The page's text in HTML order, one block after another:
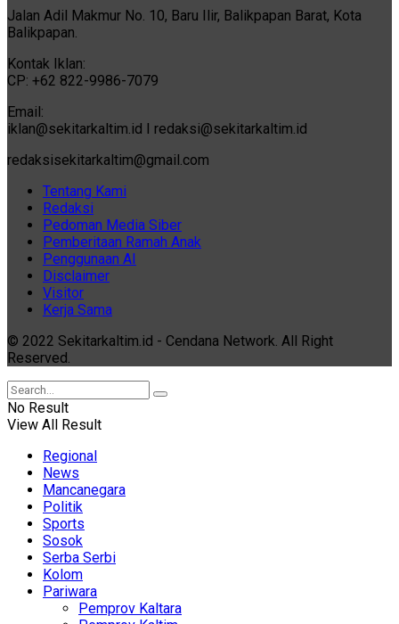
Jalan Adil Makmur No. 10, Baru Ilir, Balikpapan Barat, Kota
Balikpapan.
Kontak Iklan:
CP: +62 822-9986-7079
Email:
iklan@sekitarkaltim.id I redaksi@sekitarkaltim.id
redaksisekitarkaltim@gmail.com
Tentang Kami
Redaksi
Pedoman Media Siber
Pemberitaan Ramah Anak
Penggunaan AI
Disclaimer
Visitor
Kerja Sama
© 2022 Sekitarkaltim.id - Cendana Network. All Right
Reserved.
No Result
View All Result
Regional
News
Mancanegara
Politik
Sports
Sosok
Serba Serbi
Kolom
Pariwara
Pemprov Kaltara